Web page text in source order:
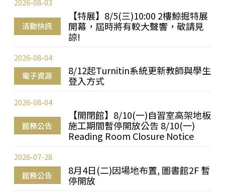
活動快訊
【特展】8/5(三)10:00 2樓鯨掘特展
開幕，屆時將有較大聲響，敬請見
諒!
2026-08-03
電子資源
8/12起Turnitin系統更新教師與學生
登入方式
2026-08-04
館務公告
【開閉館】8/10(一)自習室高架地板
施工期間暫停開放公告 8/10(一)
Reading Room Closure Notice
2026-08-04
館務公告
8月4日(二)因場地布置, 圖書館2F 暫
停開放
2026-07-28